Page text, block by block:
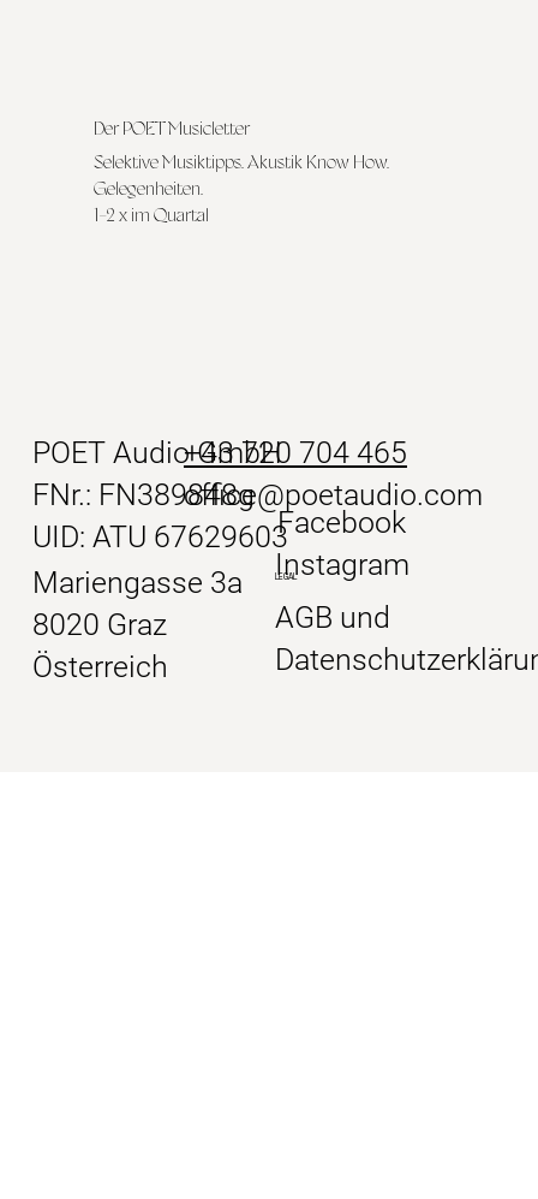
Der POET Musicletter
Selektive Musiktipps. Akustik Know How.
Gelegenheiten.
1-2 x im Quartal
POET Audio GmbH
FNr.: FN389848g
UID: ATU 67629603
+43 720 704 465
office@poetaudio.com
AGB und
LEGAL
Facebook
Instagram
Mariengasse 3a
8020 Graz
Österreich